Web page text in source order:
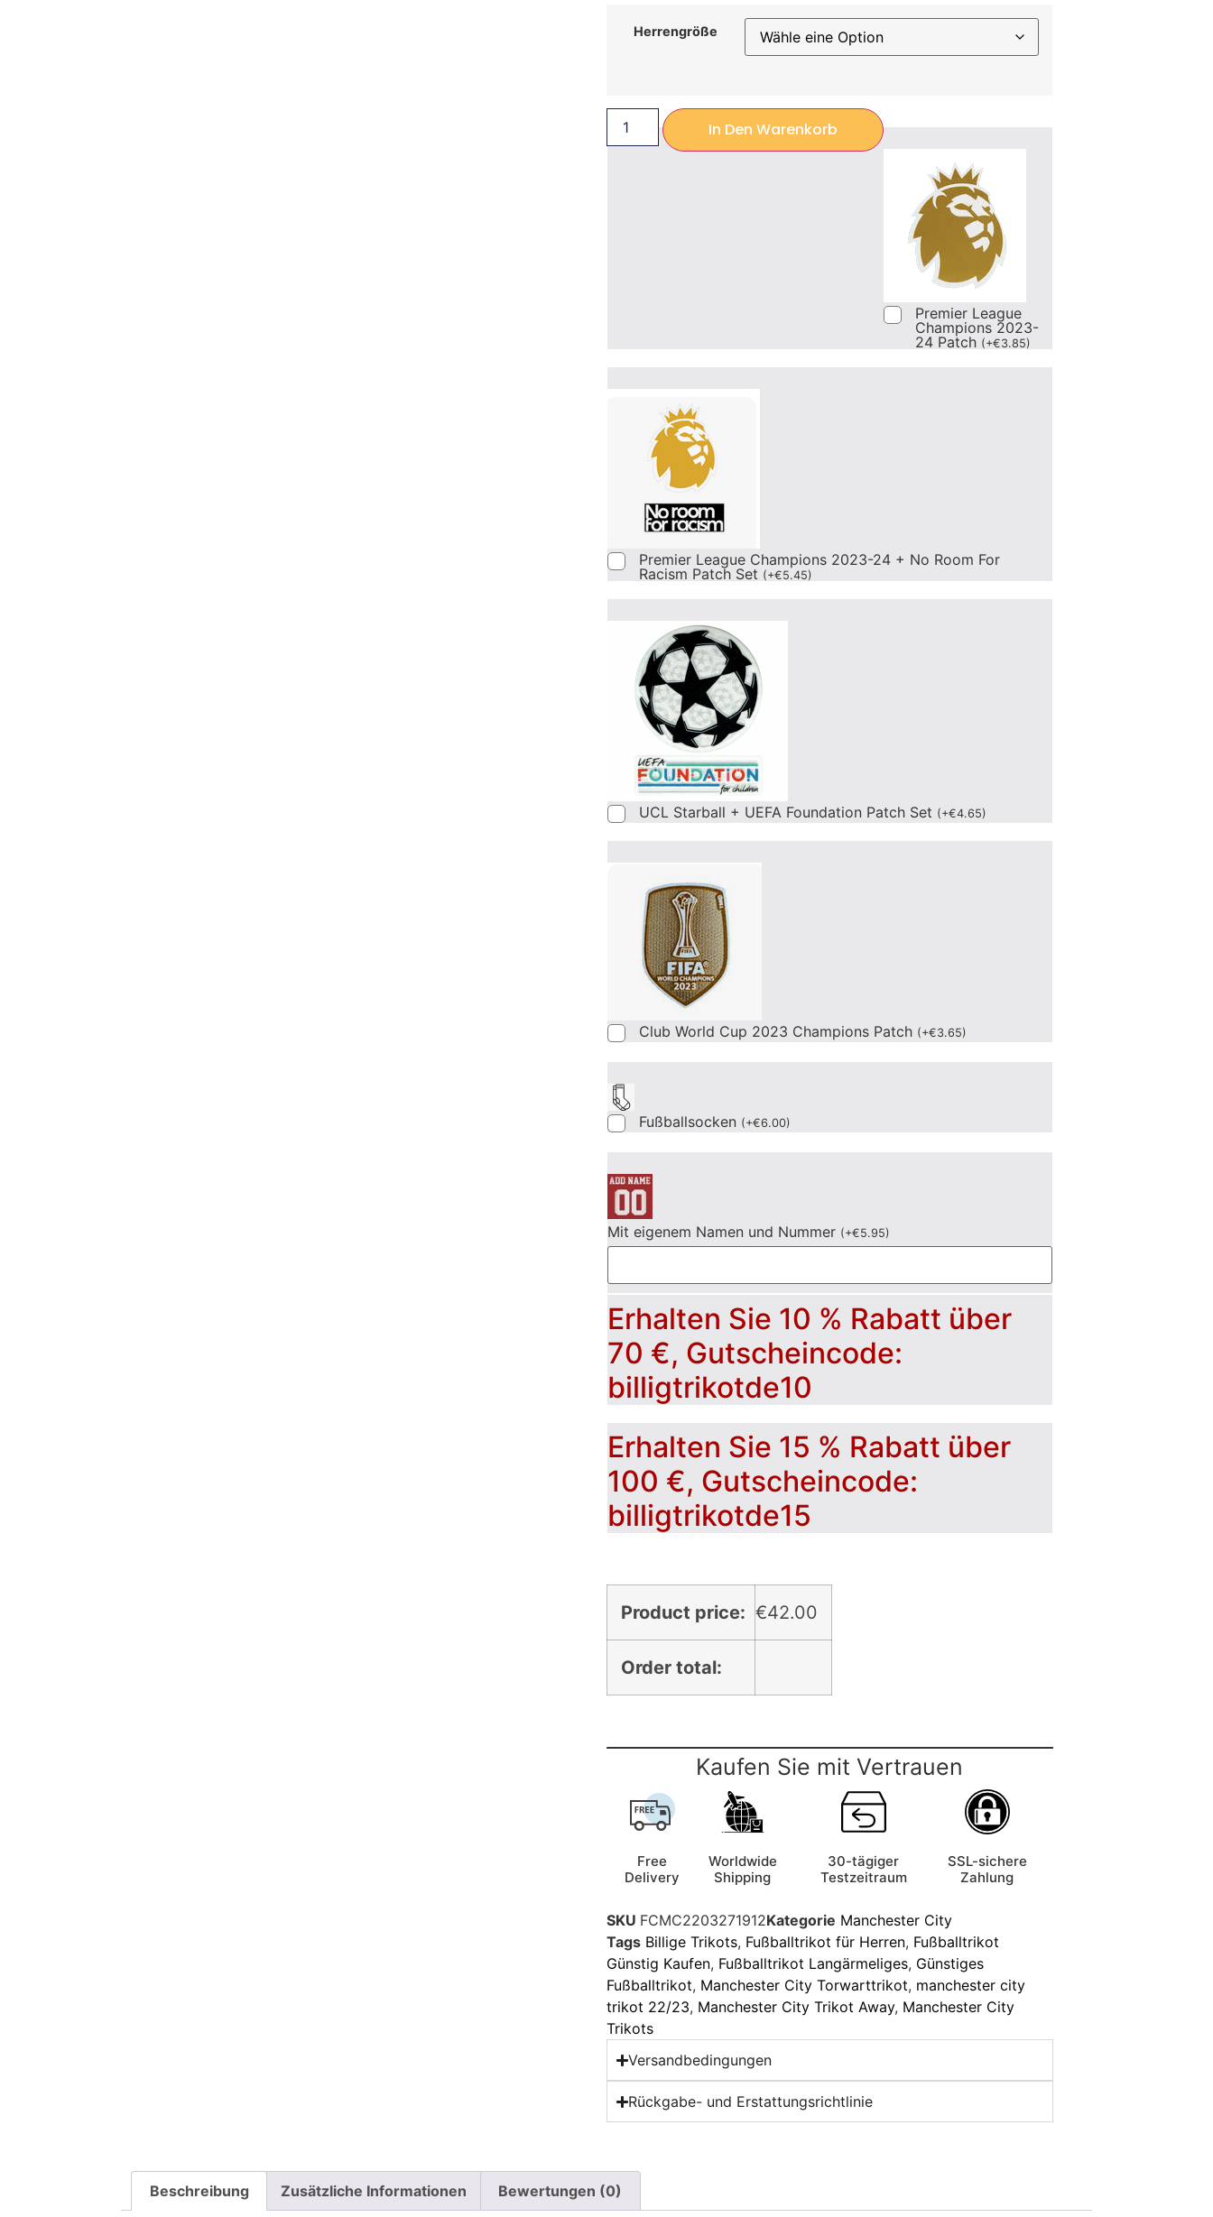
Herrengröße
In Den Warenkorb
Premier League
Champions 2023-
24 Patch (+€3.85)
Premier League Champions 2023-24 + No Room For
Racism Patch Set (+€5.45)
UCL Starball + UEFA Foundation Patch Set (+€4.65)
Club World Cup 2023 Champions Patch (+€3.65)
Fußballsocken (+€6.00)
Mit eigenem Namen und Nummer (+€5.95)
Erhalten Sie 10 % Rabatt über
70 €, Gutscheincode:
billigtrikotde10
Erhalten Sie 15 % Rabatt über
100 €, Gutscheincode:
billigtrikotde15
Product price: €42.00
Order total:
Kaufen Sie mit Vertrauen
Free
Delivery
Worldwide
Shipping
30-tägiger
Testzeitraum
SSL-sichere
Zahlung
SKU FCMC2203271912Kategorie Manchester City
Tags Billige Trikots, Fußballtrikot für Herren, Fußballtrikot
Günstig Kaufen, Fußballtrikot Langärmeliges, Günstiges
Fußballtrikot, Manchester City Torwarttrikot, manchester city
trikot 22/23, Manchester City Trikot Away, Manchester City
Trikots
Versandbedingungen
Rückgabe- und Erstattungsrichtlinie
Beschreibung Zusätzliche Informationen Bewertungen (0)